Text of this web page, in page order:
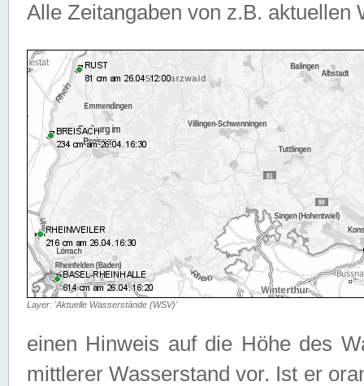
Alle Zeitangaben von z.B. aktuellen
Layer: 'Aktuelle Wasserstände (WSV)'
einen Hinweis auf die Höhe des
mittlerer Wasserstand vor. Ist er